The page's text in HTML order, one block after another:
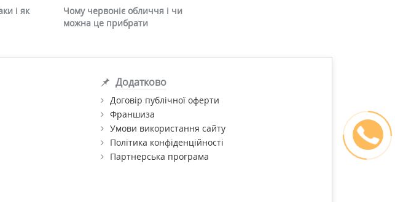
і як
Чому червоніє обличчя і чи
можна це прибрати
Додатково
Договір публічної оферти
Франшиза
Умови використання сайту
Політика конфіденційності
Партнерська програма